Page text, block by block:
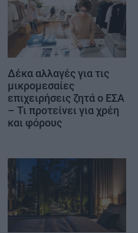
Δέκα αλλαγές για τις
μικρομεσαίες
επιχειρήσεις ζητά ο ΕΣΑ
– Τι προτείνει για χρέη
και φόρους